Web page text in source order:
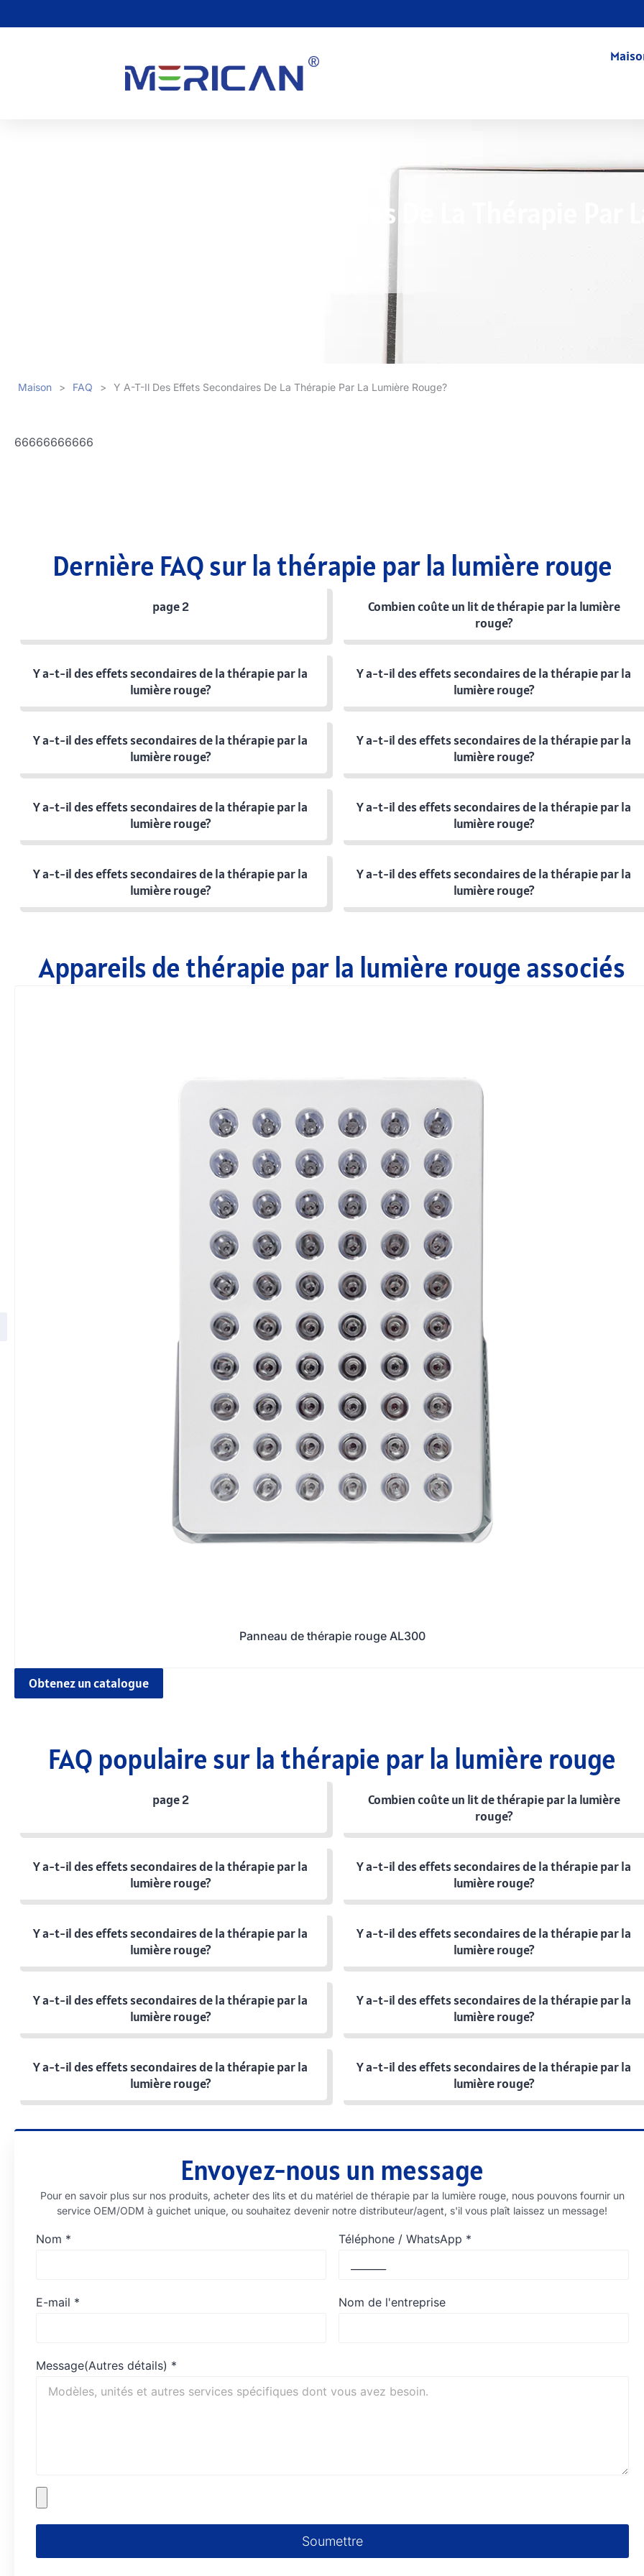
Y A-T-Il Des Effets Secondaires De La Thérapie Par La
Maison > FAQ > Y A-T-Il Des Effets Secondaires De La Thérapie Par La Lumière Rouge?
66666666666
Dernière FAQ sur la thérapie par la lumière rouge
page 2
Combien coûte un lit de thérapie par la lumière
rouge?
Y a-t-il des effets secondaires de la thérapie par la
lumière rouge?
Y a-t-il des effets secondaires de la thérapie par la
lumière rouge?
Y a-t-il des effets secondaires de la thérapie par la
lumière rouge?
Y a-t-il des effets secondaires de la thérapie par la
lumière rouge?
Y a-t-il des effets secondaires de la thérapie par la
lumière rouge?
Y a-t-il des effets secondaires de la thérapie par la
lumière rouge?
Y a-t-il des effets secondaires de la thérapie par la
lumière rouge?
Y a-t-il des effets secondaires de la thérapie par la
lumière rouge?
Appareils de thérapie par la lumière rouge associés
Panneau de thérapie rouge AL300
Obtenez un catalogue
FAQ populaire sur la thérapie par la lumière rouge
page 2
Combien coûte un lit de thérapie par la lumière
rouge?
Y a-t-il des effets secondaires de la thérapie par la
lumière rouge?
Y a-t-il des effets secondaires de la thérapie par la
lumière rouge?
Y a-t-il des effets secondaires de la thérapie par la
lumière rouge?
Y a-t-il des effets secondaires de la thérapie par la
lumière rouge?
Y a-t-il des effets secondaires de la thérapie par la
lumière rouge?
Y a-t-il des effets secondaires de la thérapie par la
lumière rouge?
Y a-t-il des effets secondaires de la thérapie par la
lumière rouge?
Y a-t-il des effets secondaires de la thérapie par la
lumière rouge?
Envoyez-nous un message
Pour en savoir plus sur nos produits, acheter des lits et du matériel de thérapie par la lumière rouge, nous pouvons fournir un
service OEM/ODM à guichet unique, ou souhaitez devenir notre distributeur/agent, s'il vous plaît laissez un message!
Nom * Téléphone / WhatsApp *
E-mail * Nom de l'entreprise
Message(Autres détails) *
Soumettre